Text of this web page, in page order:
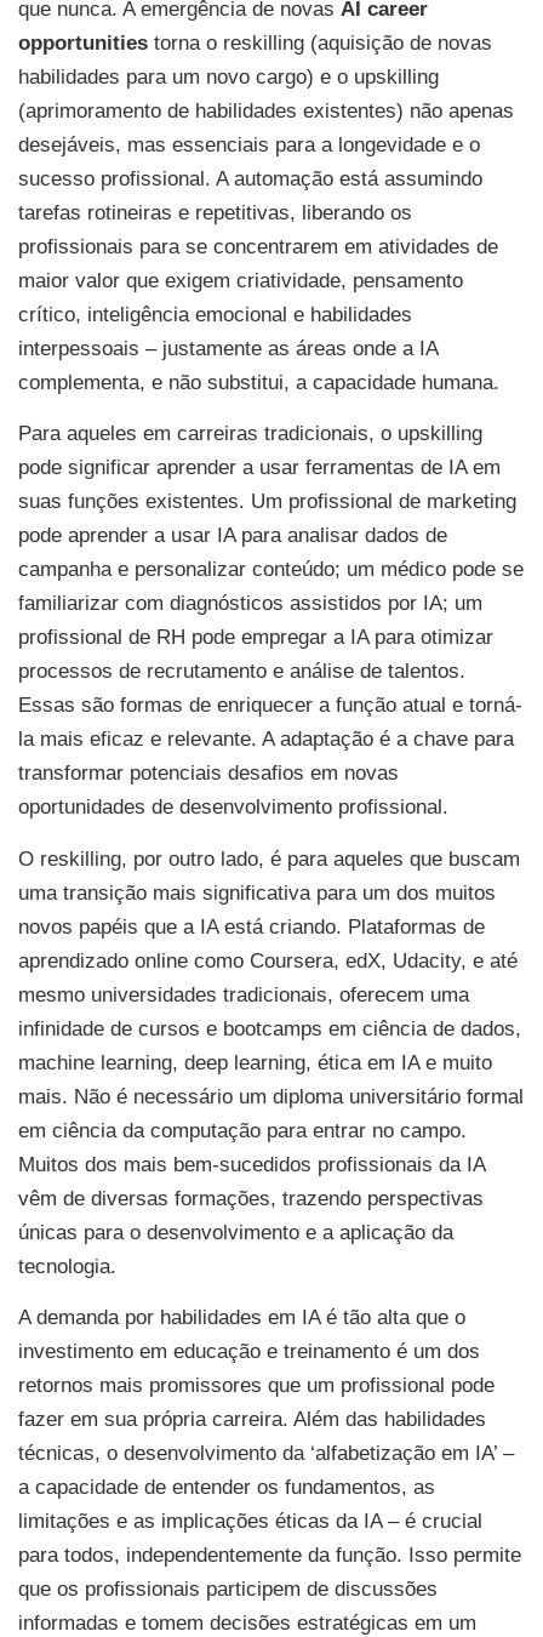
que nunca. A emergência de novas AI career
opportunities torna o reskilling (aquisição de novas
habilidades para um novo cargo) e o upskilling
(aprimoramento de habilidades existentes) não apenas
desejáveis, mas essenciais para a longevidade e o
sucesso profissional. A automação está assumindo
tarefas rotineiras e repetitivas, liberando os
profissionais para se concentrarem em atividades de
maior valor que exigem criatividade, pensamento
crítico, inteligência emocional e habilidades
interpessoais – justamente as áreas onde a IA
complementa, e não substitui, a capacidade humana.
Para aqueles em carreiras tradicionais, o upskilling
pode significar aprender a usar ferramentas de IA em
suas funções existentes. Um profissional de marketing
pode aprender a usar IA para analisar dados de
campanha e personalizar conteúdo; um médico pode se
familiarizar com diagnósticos assistidos por IA; um
profissional de RH pode empregar a IA para otimizar
processos de recrutamento e análise de talentos.
Essas são formas de enriquecer a função atual e torná-
la mais eficaz e relevante. A adaptação é a chave para
transformar potenciais desafios em novas
oportunidades de desenvolvimento profissional.
O reskilling, por outro lado, é para aqueles que buscam
uma transição mais significativa para um dos muitos
novos papéis que a IA está criando. Plataformas de
aprendizado online como Coursera, edX, Udacity, e até
mesmo universidades tradicionais, oferecem uma
infinidade de cursos e bootcamps em ciência de dados,
machine learning, deep learning, ética em IA e muito
mais. Não é necessário um diploma universitário formal
em ciência da computação para entrar no campo.
Muitos dos mais bem-sucedidos profissionais da IA
vêm de diversas formações, trazendo perspectivas
únicas para o desenvolvimento e a aplicação da
tecnologia.
A demanda por habilidades em IA é tão alta que o
investimento em educação e treinamento é um dos
retornos mais promissores que um profissional pode
fazer em sua própria carreira. Além das habilidades
técnicas, o desenvolvimento da ‘alfabetização em IA’ –
a capacidade de entender os fundamentos, as
limitações e as implicações éticas da IA – é crucial
para todos, independentemente da função. Isso permite
que os profissionais participem de discussões
informadas e tomem decisões estratégicas em um